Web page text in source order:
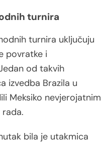
turnira
turnira uključuju
povratke i
od takvih
izvedba Brazila u
Meksiko nevjerojatnim
bila je utakmica